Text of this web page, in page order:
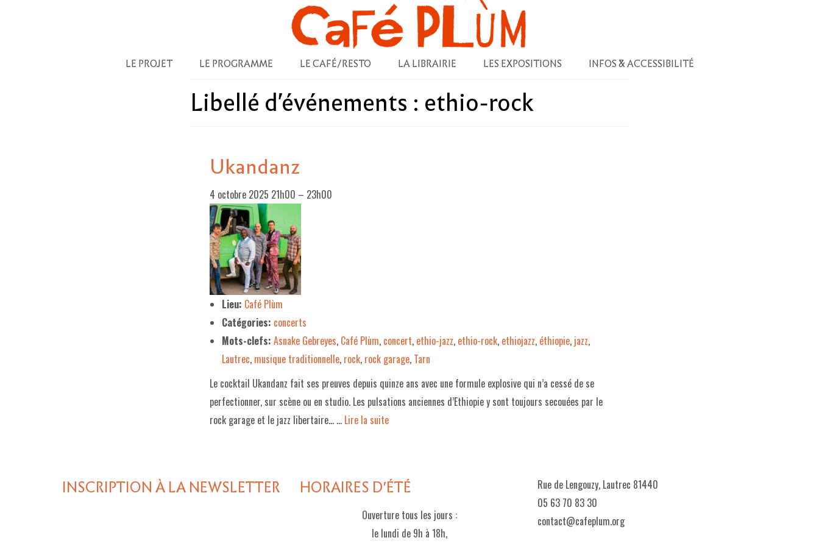
LE PROJET LE PROGRAMME LE CAFÉ/RESTO LA LIBRAIRIE LES EXPOSITIONS INFOS & ACCESSIBILITÉ
Libellé d'événements : ethio-rock
Ukandanz
4 octobre 2025 21h00 – 23h00
Lieu: Café Plùm
Catégories: concerts
Mots-clefs: Asnake Gebreyes, Café Plùm, concert, ethio-jazz, ethio-rock, ethiojazz, éthiopie, jazz,
Lautrec, musique traditionnelle, rock, rock garage, Tarn
Le cocktail Ukandanz fait ses preuves depuis quinze ans avec une formule explosive qui n’a cessé de se
perfectionner, sur scène ou en studio. Les pulsations anciennes d’Ethiopie y sont toujours secouées par le
rock garage et le jazz libertaire… … Lire la suite­­
INSCRIPTION À LA NEWSLETTER HORAIRES D'ÉTÉ
Ouverture tous les jours :
le lundi de 9h à 18h,
Rue de Lengouzy, Lautrec 81440
05 63 70 83 30
contact@cafeplum.org